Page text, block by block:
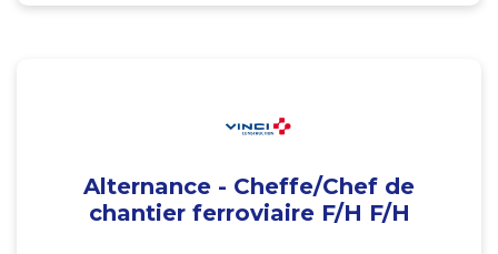
Alternance - Cheffe/Chef de
chantier ferroviaire F/H F/H